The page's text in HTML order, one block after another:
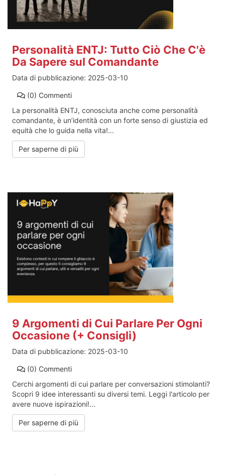
Personalità ENTJ: Tutto Ciò Che C'è
Da Sapere sul Comandante
Data di pubblicazione: 2025-03-10
(0) Commenti
La personalità ENTJ, conosciuta anche come personalità
comandante, è un’identità con un forte senso di giustizia ed
equità che lo guida nella vita!...
Per saperne di più
9 Argomenti di Cui Parlare Per Ogni
Occasione (+ Consigli)
Data di pubblicazione: 2025-03-10
(0) Commenti
Cerchi argomenti di cui parlare per conversazioni stimolanti?
Scopri 9 idee interessanti su diversi temi. Leggi l'articolo per
avere nuove ispirazioni!...
Per saperne di più